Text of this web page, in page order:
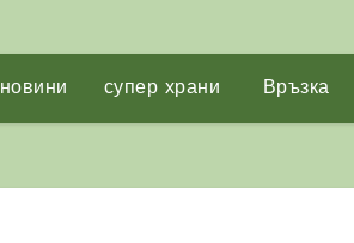
новини супер храни Връзка